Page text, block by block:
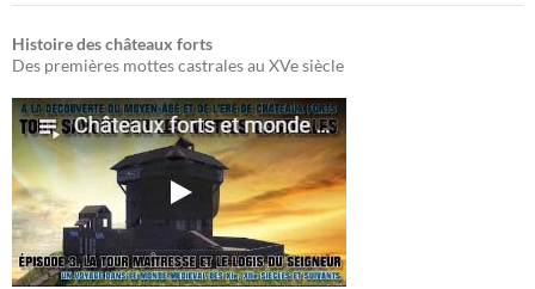
Histoire des châteaux forts
Des premières mottes castrales au XVe siècle